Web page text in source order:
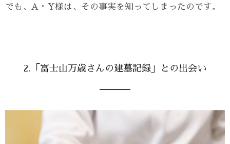
でも、A・Y様は、その事実を知ってしまったのです。
2.「富士山万歳さんの建墓記録」との出会い